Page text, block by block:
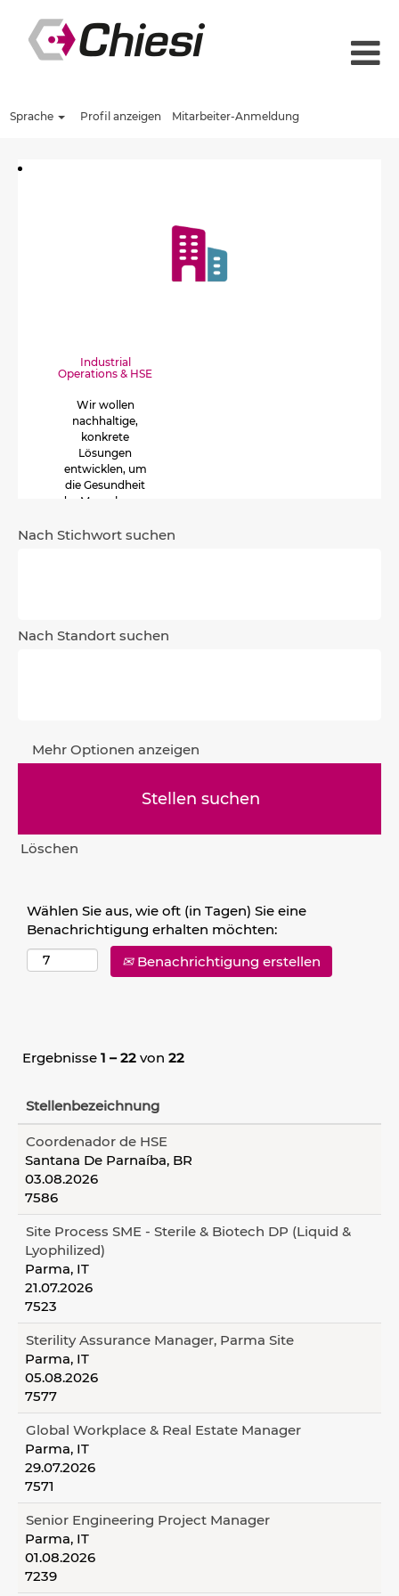
Sprache Profil anzeigen Mitarbeiter-Anmeldung
Industrial
Operations & HSE
Wir wollen
nachhaltige,
konkrete
Lösungen
entwicklen, um
die Gesundheit
der Menschen zu
Nach Stichwort suchen
Nach Standort suchen
Mehr Optionen anzeigen
Löschen
Wählen Sie aus, wie oft (in Tagen) Sie eine
Benachrichtigung erhalten möchten:
Benachrichtigung erstellen
Ergebnisse 1 – 22 von 22
Stellenbezeichnung
Coordenador de HSE
Santana De Parnaíba, BR
03.08.2026
7586
Site Process SME - Sterile & Biotech DP (Liquid &
Lyophilized)
Parma, IT
21.07.2026
7523
Sterility Assurance Manager, Parma Site
Parma, IT
05.08.2026
7577
Global Workplace & Real Estate Manager
Parma, IT
29.07.2026
7571
Senior Engineering Project Manager
Parma, IT
01.08.2026
7239